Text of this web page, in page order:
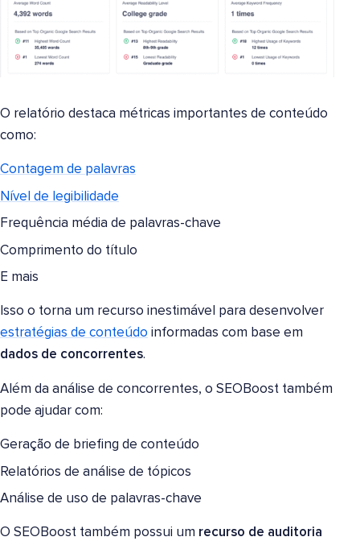
O relatório destaca métricas importantes de conteúdo
como:
Contagem de palavras
Nível de legibilidade
Frequência média de palavras-chave
Comprimento do título
E mais
Isso o torna um recurso inestimável para desenvolver
estratégias de conteúdo informadas com base em
dados de concorrentes.
Além da análise de concorrentes, o SEOBoost também
pode ajudar com:
Geração de briefing de conteúdo
Relatórios de análise de tópicos
Análise de uso de palavras-chave
O SEOBoost também possui um recurso de auditoria